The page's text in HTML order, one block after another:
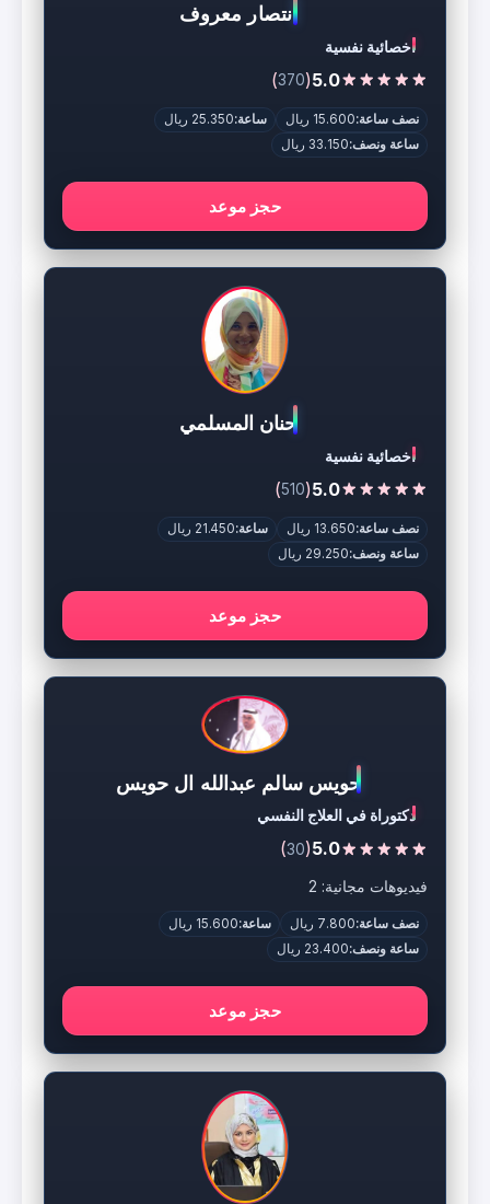
انتصار معروف
اخصائية نفسية
5.0
(
370
)
نصف ساعة:15.600 ريال ساعة:25.350 ريال
ساعة ونصف:33.150 ريال
حجز موعد
حنان المسلمي
اخصائية نفسية
5.0
(
510
)
نصف ساعة:13.650 ريال ساعة:21.450 ريال
ساعة ونصف:29.250 ريال
حجز موعد
حويس سالم عبدالله ال حويس
دكتوراة في العلاج النفسي
5.0
(
30
)
فيديوهات مجانية: 2
نصف ساعة:7.800 ريال ساعة:15.600 ريال
ساعة ونصف:23.400 ريال
حجز موعد